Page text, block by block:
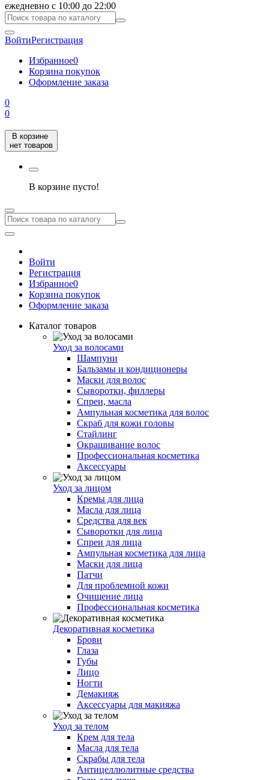
ежедневно с 10:00 до 22:00
ВойтиРегистрация
Избранное0
Корзина покупок
Оформление заказа
0
0
В корзине
нет товаров
В корзине пусто!
Войти
Регистрация
Избранное0
Корзина покупок
Оформление заказа
Каталог товаров
Уход за волосами
Шампуни
Бальзамы и кондиционеры
Маски для волос
Сыворотки, филлеры
Спреи, масла
Ампульная косметика для волос
Скраб для кожи головы
Стайлинг
Окрашивание волос
Профессиональная косметика
Аксессуары
Уход за лицом
Кремы для лица
Масла для лица
Средства для век
Сыворотки для лица
Спреи для лица
Ампульная косметика для лица
Маски для лица
Патчи
Для проблемной кожи
Очищение лица
Профессиональная косметика
Декоративная косметика
Брови
Глаза
Губы
Лицо
Ногти
Демакияж
Аксессуары для макияжа
Уход за телом
Крем для тела
Масла для тела
Скрабы для тела
Антицеллюлитные средства